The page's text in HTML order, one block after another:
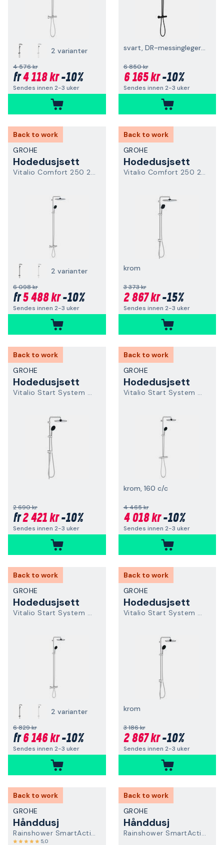
2 varianter
4 576 kr
fr4 118 kr-10%
Sendes innen 2-3 uker
svart, DR-messinglegering
6 850 kr
6 165 kr-10%
Sendes innen 2-3 uker
Back to work
GROHE
Hodedusjsett
Vitalio Comfort 250 26984001
2 varianter
6 098 kr
fr5 488 kr-10%
Sendes innen 2-3 uker
Back to work
GROHE
Hodedusjsett
Vitalio Comfort 250 26986001
krom
3 373 kr
2 867 kr-15%
Sendes innen 2-3 uker
Back to work
GROHE
Hodedusjsett
Vitalio Start System 250 26680001
2 690 kr
fr2 421 kr-10%
Sendes innen 2-3 uker
Back to work
GROHE
Hodedusjsett
Vitalio Start System 250 26822001
krom, 160 c/c
4 465 kr
4 018 kr-10%
Sendes innen 2-3 uker
Back to work
GROHE
Hodedusjsett
Vitalio Start System 250 26988001
2 varianter
6 829 kr
fr6 146 kr-10%
Sendes innen 2-3 uker
Back to work
GROHE
Hodedusjsett
Vitalio Start System 250 26989001
krom
3 186 kr
2 867 kr-10%
Sendes innen 2-3 uker
Back to work
GROHE
Hånddusj
Rainshower SmartActive
5,0
Back to work
GROHE
Hånddusj
Rainshower SmartActive